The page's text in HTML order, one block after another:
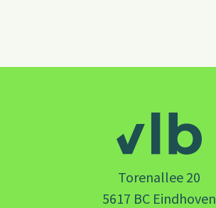
Torenallee 20
5617 BC Eindhoven